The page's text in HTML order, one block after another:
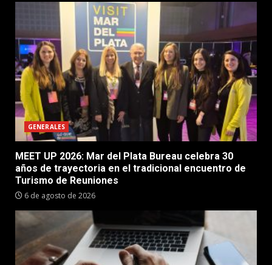
GENERALES
MEET UP 2026: Mar del Plata Bureau celebra 30
años de trayectoria en el tradicional encuentro de
Turismo de Reuniones
6 de agosto de 2026